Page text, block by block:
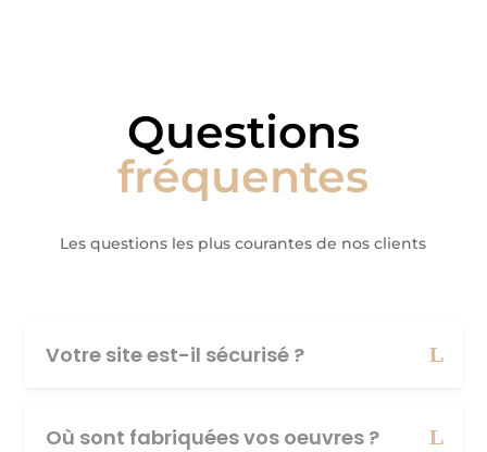
Questions
fréquentes
Les questions les plus courantes de nos clients
Votre site est-il sécurisé ?
Où sont fabriquées vos oeuvres ?